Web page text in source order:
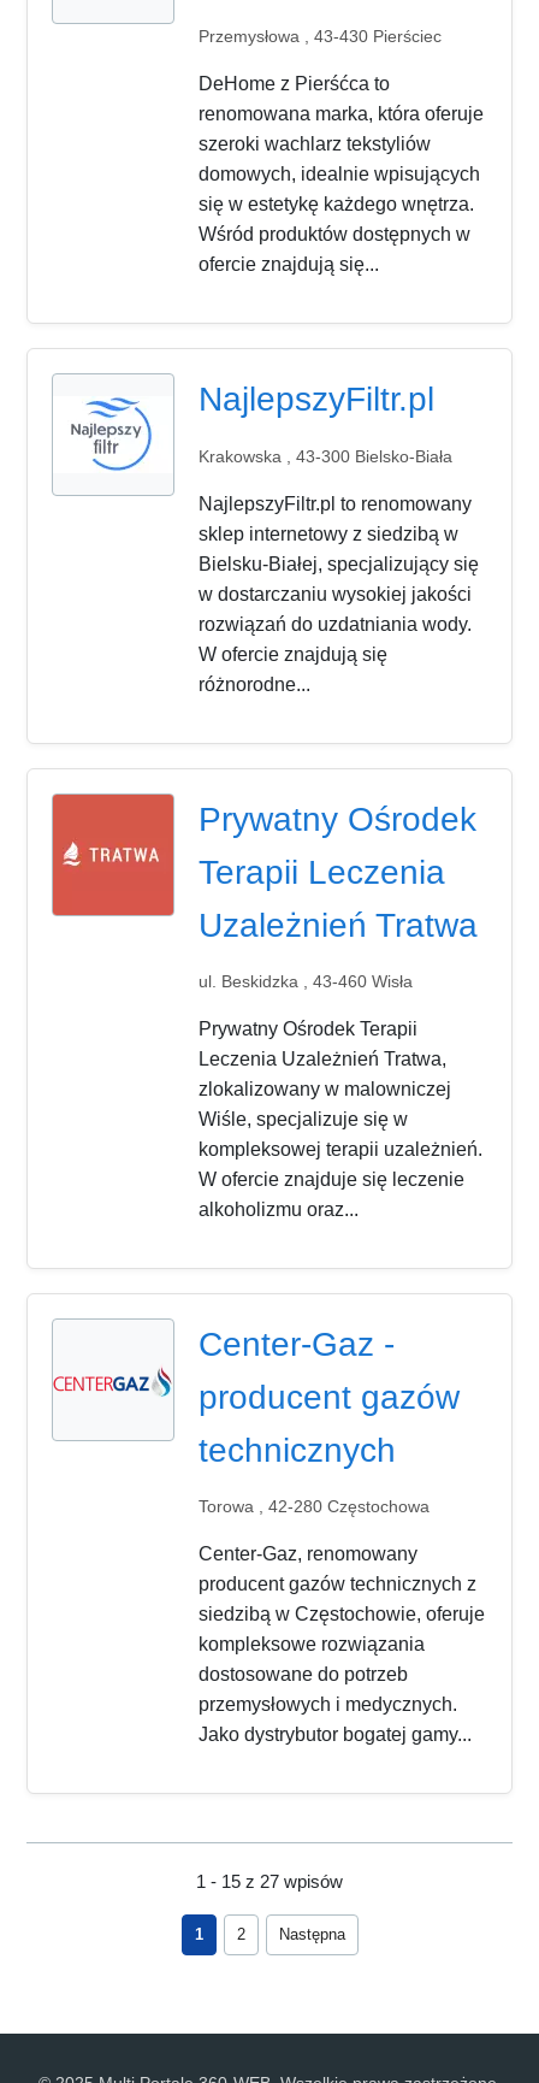
Przemysłowa , 43-430 Pierściec
DeHome z Pierśćca to
renomowana marka, która oferuje
szeroki wachlarz tekstyliów
domowych, idealnie wpisujących
się w estetykę każdego wnętrza.
Wśród produktów dostępnych w
ofercie znajdują się...
NajlepszyFiltr.pl
Krakowska , 43-300 Bielsko-Biała
NajlepszyFiltr.pl to renomowany
sklep internetowy z siedzibą w
Bielsku-Białej, specjalizujący się
w dostarczaniu wysokiej jakości
rozwiązań do uzdatniania wody.
W ofercie znajdują się
różnorodne...
Prywatny Ośrodek
Terapii Leczenia
Uzależnień Tratwa
ul. Beskidzka , 43-460 Wisła
Prywatny Ośrodek Terapii
Leczenia Uzależnień Tratwa,
zlokalizowany w malowniczej
Wiśle, specjalizuje się w
kompleksowej terapii uzależnień.
W ofercie znajduje się leczenie
alkoholizmu oraz...
Center-Gaz -
producent gazów
technicznych
Torowa , 42-280 Częstochowa
Center-Gaz, renomowany
producent gazów technicznych z
siedzibą w Częstochowie, oferuje
kompleksowe rozwiązania
dostosowane do potrzeb
przemysłowych i medycznych.
Jako dystrybutor bogatej gamy...
1 - 15 z 27 wpisów
1 2 Następna